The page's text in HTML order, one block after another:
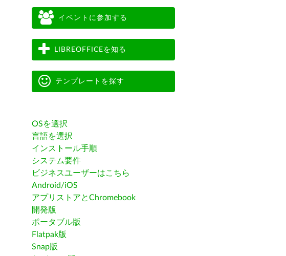
イベントに参加する
LIBREOFFICEを知る
テンプレートを探す
OSを選択
言語を選択
インストール手順
システム要件
ビジネスユーザーはこちら
Android/iOS
アプリストアとChromebook
開発版
ポータブル版
Flatpak版
Snap版